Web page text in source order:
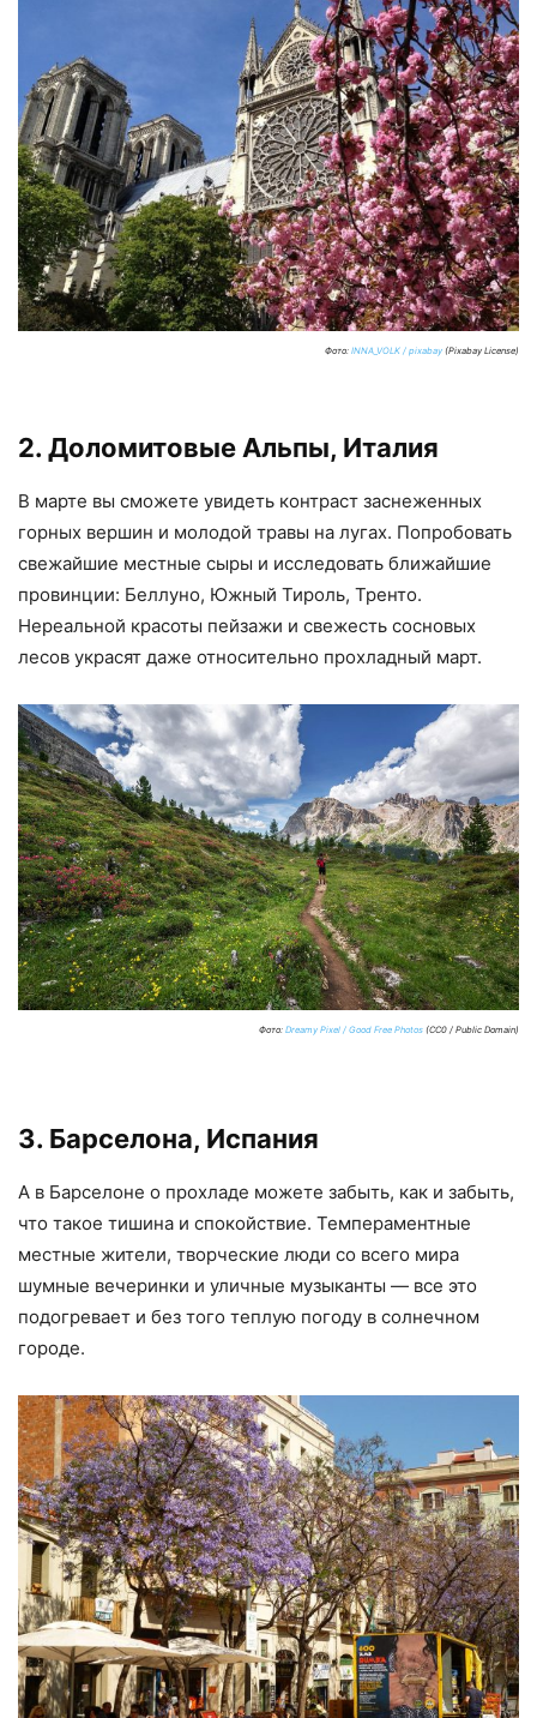
Фото: INNA_VOLK / pixabay (Pixabay License)
2. Доломитовые Альпы, Италия
В марте вы сможете увидеть контраст заснеженных
горных вершин и молодой травы на лугах. Попробовать
свежайшие местные сыры и исследовать ближайшие
провинции: Беллуно, Южный Тироль, Тренто.
Нереальной красоты пейзажи и свежесть сосновых
лесов украсят даже относительно прохладный март.
Фото: Dreamy Pixel / Good Free Photos (CC0 / Public Domain)
3. Барселона, Испания
А в Барселоне о прохладе можете забыть, как и забыть,
что такое тишина и спокойствие. Темпераментные
местные жители, творческие люди со всего мира
шумные вечеринки и уличные музыканты — все это
подогревает и без того теплую погоду в солнечном
городе.